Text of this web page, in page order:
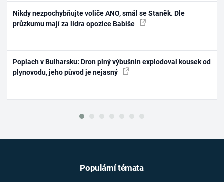
Nikdy nezpochybňujte voliče ANO, smál se Staněk. Dle
průzkumu mají za lídra opozice Babiše
Poplach v Bulharsku: Dron plný výbušnin explodoval kousek od
plynovodu, jeho původ je nejasný
Populární témata